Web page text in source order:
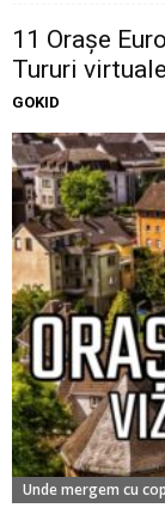
11 Oraşe
Tururi
GOKID
Unde mergem cu